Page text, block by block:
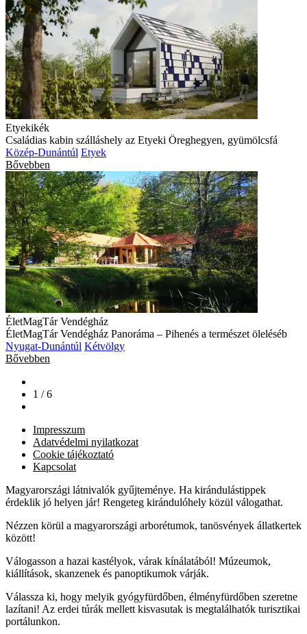
Etyekikék
Családias kabin szálláshely az Etyeki Öreghegyen, gyümölcsfá
Közép-Dunántúl Etyek
Bővebben
ÉletMagTár Vendégház
ÉletMagTár Vendégház Panoráma – Pihenés a természet öleléséb
Nyugat-Dunántúl Kétvölgy
Bővebben
1 / 6
Impresszum
Adatvédelmi nyilatkozat
Cookie tájékoztató
Kapcsolat
Magyarországi látnivalók gyűjteménye. Ha kirándulástippek
érdeklik jó helyen jár! Rengeteg kirándulóhely közül válogathat.
Nézzen körül a magyarországi arborétumok, tanösvények állatkertek
között!
Válogasson a hazai kastélyok, várak kínálatából! Múzeumok,
kiállítások, skanzenek és panoptikumok várják.
Válassza ki, hogy melyik gyógyfürdőben, élményfürdőben szeretne
lazítani! Az erdei túrák mellett kisvasutak is megtalálhatók turisztikai
portálunkon.